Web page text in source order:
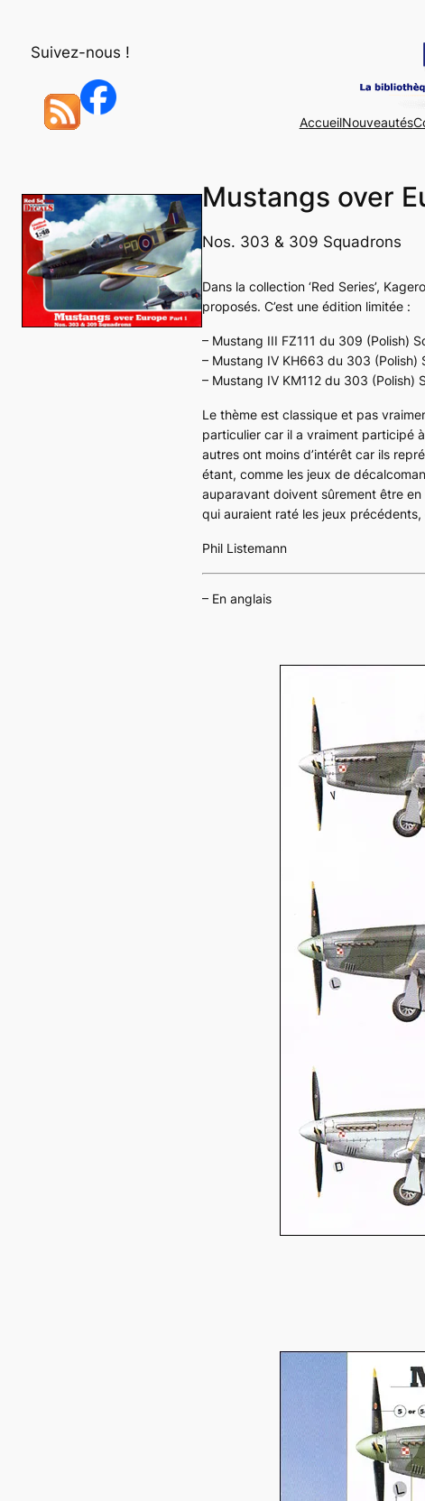
Suivez-nous !
AccueilNouveautés
Mustangs over
Nos. 303 & 309 Squadrons
Dans la collection ‘Red Series’,
proposés. C’est une édition limitée :
– Mustang III FZ111 du 309 (Polish)
– Mustang IV KH663 du 303 (Polish)
– Mustang IV KM112 du 303 (Polish)
Le thème est classique et pas
particulier car il a vraiment participé
autres ont moins d’intérêt car ils
étant, comme les jeux de
auparavant doivent sûrement être
qui auraient raté les jeux
Phil Listemann
– En anglais